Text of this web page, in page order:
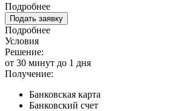
Подробнее
Подать заявку
Подробнее
Условия
Решение:
от 30 минут до 1 дня
Получение:
Банковская карта
Банковский счет